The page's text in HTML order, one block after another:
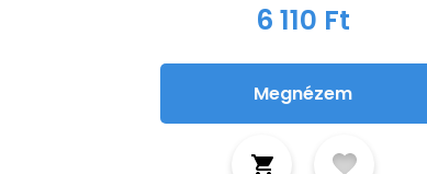
6 110 Ft
Megnézem